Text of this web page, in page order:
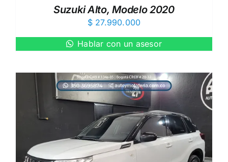
Suzuki Alto, Modelo 2020
$27.990.000
Hablar con un asesor